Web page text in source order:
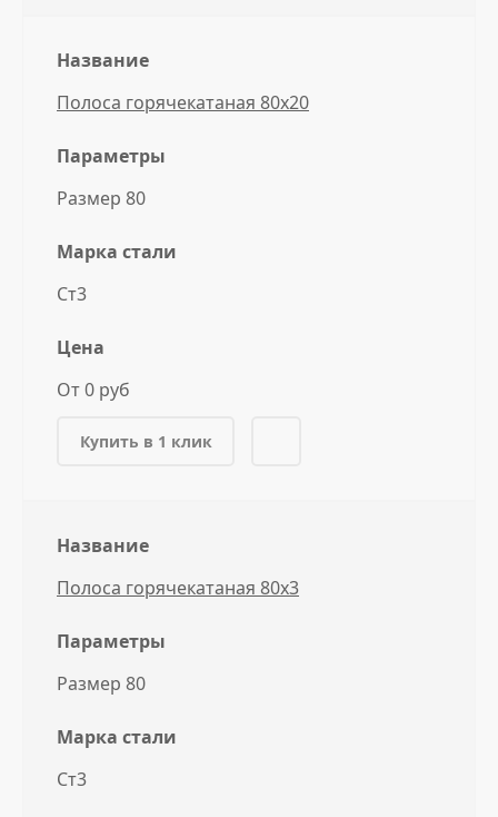
Название
Полоса горячекатаная 80x20
Параметры
Размер 80
Марка стали
Ст3
Цена
От 0 руб
Купить в 1 клик
Название
Полоса горячекатаная 80x3
Параметры
Размер 80
Марка стали
Ст3